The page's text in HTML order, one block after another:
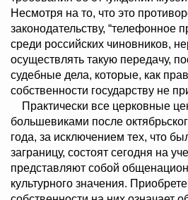
Несмотря на то, что это
законодательству, “телефонное
среди российских чиновников,
осуществлять такую передачу,
судебные дела, которые, как
собственности государству не
Практически все церковные
большевиками после
года, за исключением тех, что
заграницу, состоят сегодня на
представляют собой
культурного значения.